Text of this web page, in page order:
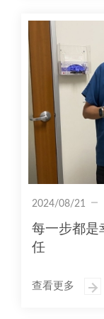
2024/08/21
每一步都是
任
查看更多